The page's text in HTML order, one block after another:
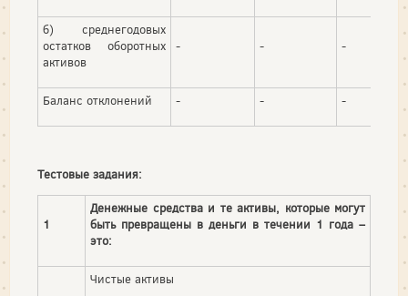
б) среднегодовых
остатков оборотных
активов
- - -
Баланс отклонений - - -
Тестовые задания:
1
Денежные средства и те активы, которые могут
быть превращены в деньги в течении 1 года –
это:
Чистые активы